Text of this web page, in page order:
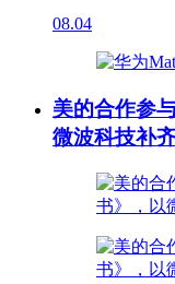
08.04
美的合作参
微波科技补